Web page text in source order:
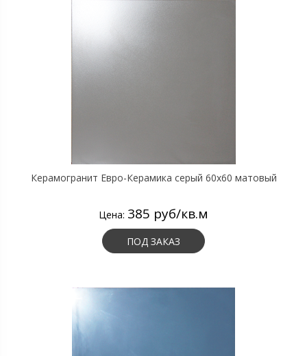
Керамогранит Евро-Керамика серый 60х60 матовый
Цена: 385 руб/кв.м
ПОД ЗАКАЗ